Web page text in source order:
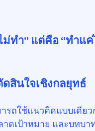
ทำ” แต่คือ “ทำแ
สินใจเชิงกลยุทธ์
ถใช้แนวคิดแบบเดียว
าดเป้าหมาย และบทบ